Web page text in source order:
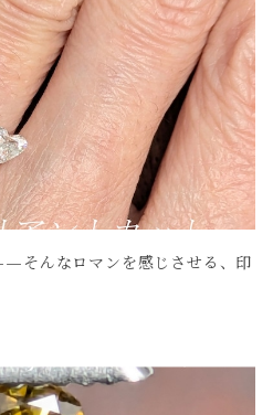
そんなロマンを感じさせる、印